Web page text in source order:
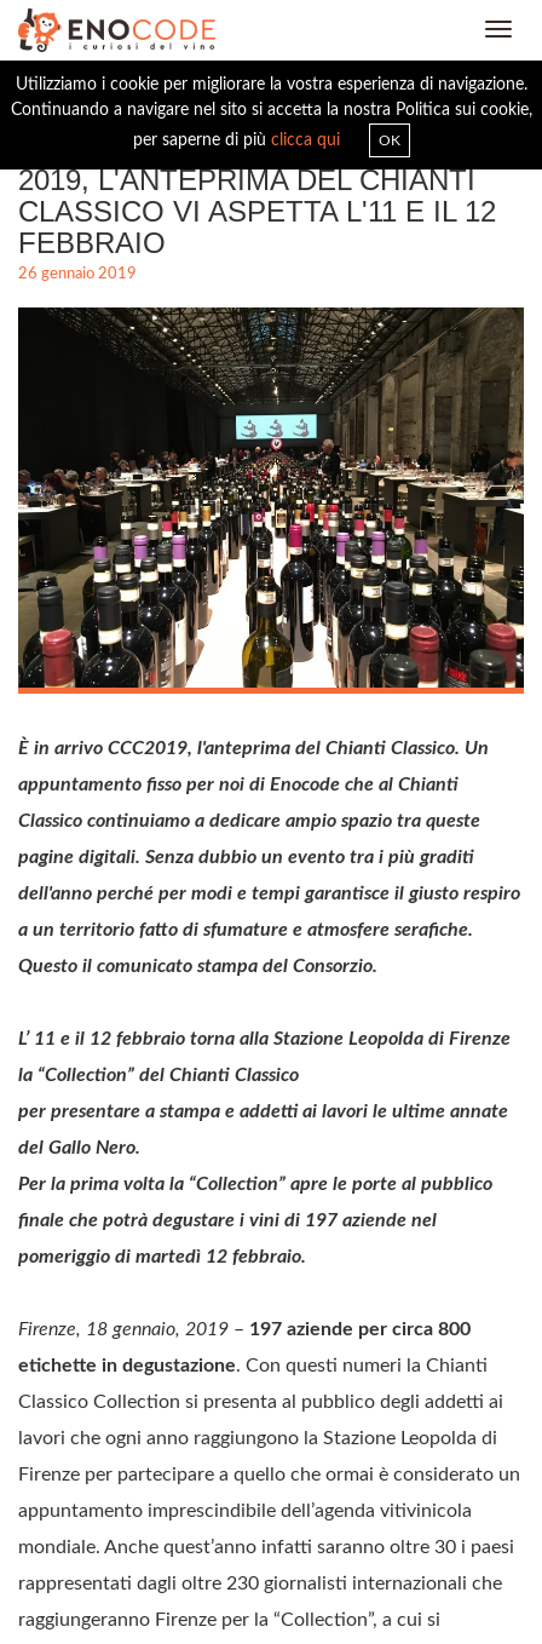
Utilizziamo i cookie per migliorare la vostra esperienza di navigazione.
Continuando a navigare nel sito si accetta la nostra Politica sui cookie,
per saperne di più clicca qui OK
CHIANTI CLASSICO COLLECTION
2019, L'ANTEPRIMA DEL CHIANTI
CLASSICO VI ASPETTA L'11 E IL 12
FEBBRAIO
26 gennaio 2019
È in arrivo CCC2019, l'anteprima del Chianti Classico. Un
appuntamento fisso per noi di Enocode che al Chianti
Classico continuiamo a dedicare ampio spazio tra queste
pagine digitali. Senza dubbio un evento tra i più graditi
dell'anno perché per modi e tempi garantisce il giusto respiro
a un territorio fatto di sfumature e atmosfere serafiche.
Questo il comunicato stampa del Consorzio.
L’ 11 e il 12 febbraio torna alla Stazione Leopolda di Firenze
la “Collection” del Chianti Classico
per presentare a stampa e addetti ai lavori le ultime annate
del Gallo Nero.
Per la prima volta la “Collection” apre le porte al pubblico
finale che potrà degustare i vini di 197 aziende nel
pomeriggio di martedì 12 febbraio.
Firenze, 18 gennaio, 2019 – 197 aziende per circa 800
etichette in degustazione. Con questi numeri la Chianti
Classico Collection si presenta al pubblico degli addetti ai
lavori che ogni anno raggiungono la Stazione Leopolda di
Firenze per partecipare a quello che ormai è considerato un
appuntamento imprescindibile dell’agenda vitivinicola
mondiale. Anche quest’anno infatti saranno oltre 30 i paesi
rappresentati dagli oltre 230 giornalisti internazionali che
raggiungeranno Firenze per la “Collection”, a cui si